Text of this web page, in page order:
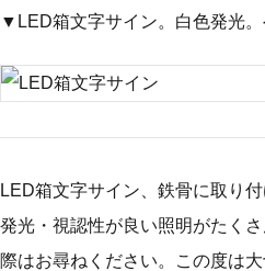
▼LED箱文字サイン。白色発光。
LED箱文字サイン、鉄骨に取り
発光・視認性が良い照明がたく
際はお尋ねください。この度は